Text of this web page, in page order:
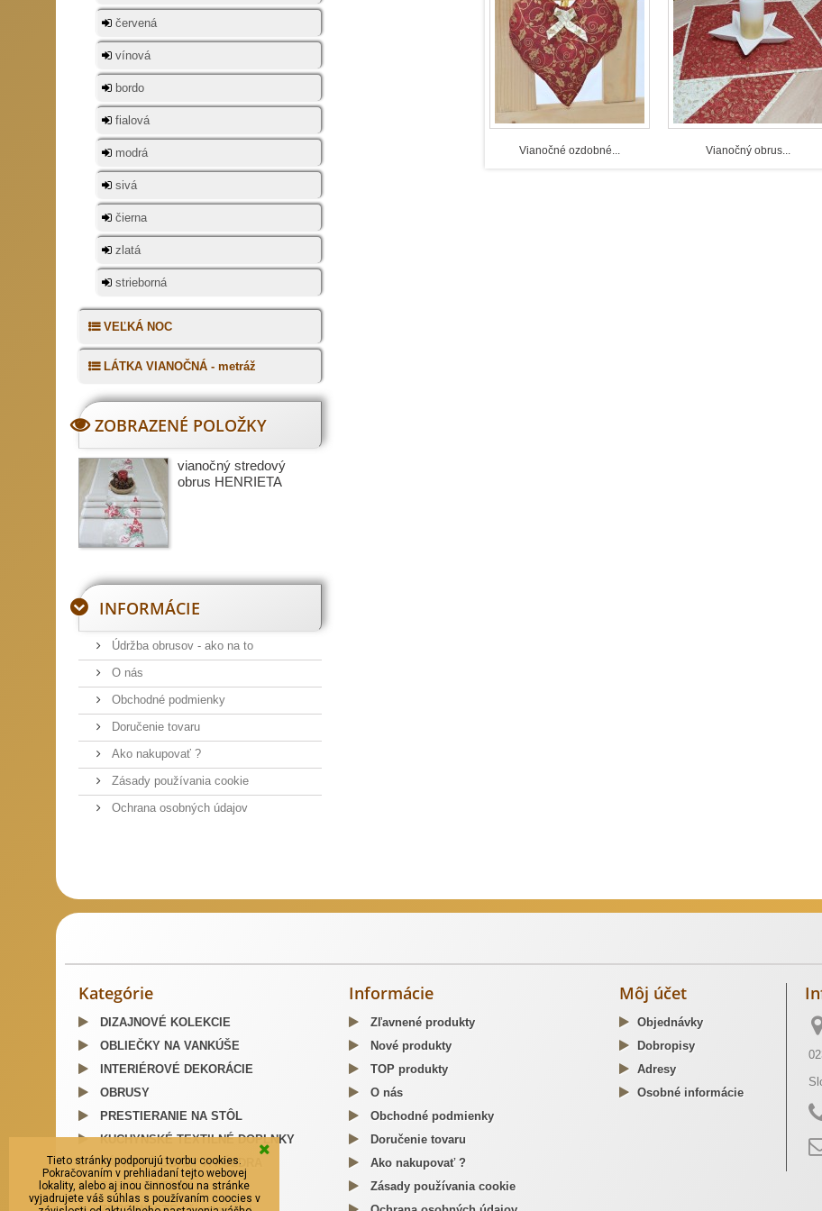
červená
vínová
bordo
fialová
modrá
sivá
čierna
zlatá
strieborná
VEĽKÁ NOC
LÁTKA VIANOČNÁ - metráž
ZOBRAZENÉ POLOŽKY
vianočný stredový
obrus HENRIETA
INFORMÁCIE
Údržba obrusov - ako na to
O nás
Obchodné podmienky
Doručenie tovaru
Ako nakupovať ?
Zásady používania cookie
Ochrana osobných údajov
do kostola, kupujú či pripravujú darčeky pre svojich blízkych,
nezastupiteľné miesto má adventný veniec, častokrát z
zodpovedajúcimi počtu adventných nedieľ. Umocňuje vianočnú
umiestnený v byte na stole alebo zavesený na dverách. Je
väčšine slovenských regiónov chodia na Štedrý večer, ktorý sa
spievať koledy. Tento krásny zvyk pretrváva aj na Kysuciach.
oblokmi štedré a veselé Vianoce.
Vianočné ozdobné... Vianočný obrus...
Kategórie
DIZAJNOVÉ KOLEKCIE
OBLIEČKY NA VANKÚŠE
INTERIÉROVÉ DEKORÁCIE
OBRUSY
PRESTIERANIE NA STÔL
KUCHYNSKÉ TEXTILNÉ DOPLNKY
LÁTKOVÉ OBALY A PÚZDRA
TAŠKY, BATOHY
Informácie
Zľavnené produkty
Nové produkty
TOP produkty
O nás
Obchodné podmienky
Doručenie tovaru
Ako nakupovať ?
Zásady používania cookie
Môj účet
Objednávky
Dobropisy
Adresy
Osobné informácie
Tieto stránky podporujú tvorbu cookies.
Pokračovaním v prehliadaní tejto webovej
lokality, alebo aj inou činnosťou na stránke
vyjadrujete váš súhlas s používaním coocies v